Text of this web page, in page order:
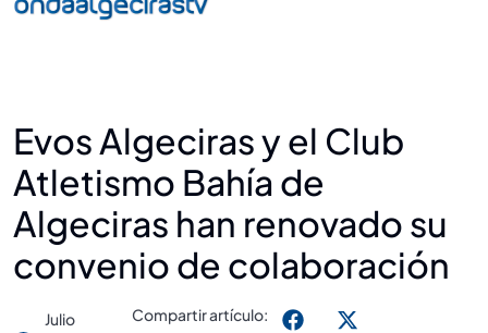
Evos Algeciras y el Club
Atletismo Bahía de
Algeciras han renovado su
convenio de colaboración
Julio
Compartir artículo: